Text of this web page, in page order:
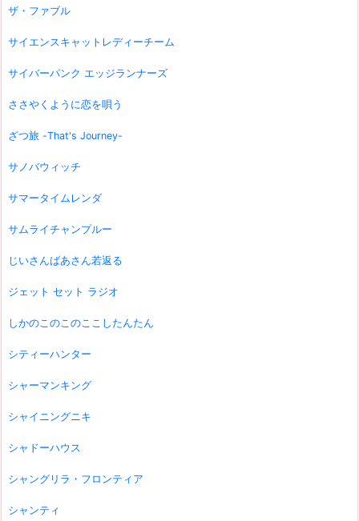
ザ・ファブル
サイエンスキャットレディーチーム
サイバーパンク エッジランナーズ
ささやくように恋を唄う
ざつ旅 -That's Journey-
サノバウィッチ
サマータイムレンダ
サムライチャンプルー
じいさんばあさん若返る
ジェット セット ラジオ
しかのこのこのここしたんたん
シティーハンター
シャーマンキング
シャイニングニキ
シャドーハウス
シャングリラ・フロンティア
シャンティ